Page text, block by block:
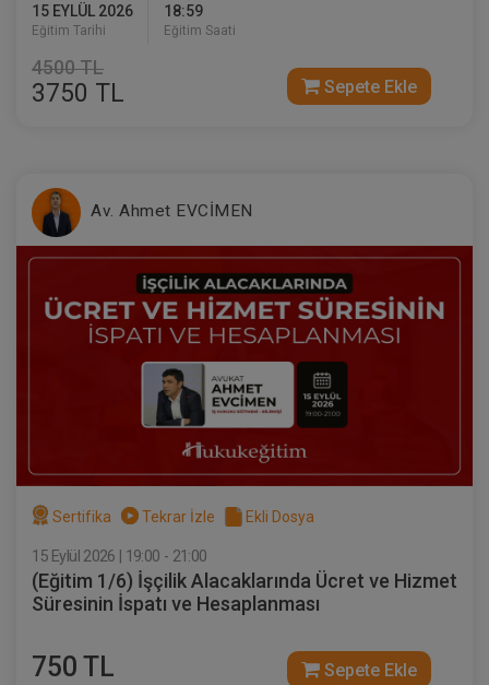
15 EYLÜL 2026
Eğitim Tarihi
18:59
Eğitim Saati
4500 TL
3750 TL Sepete Ekle
Av. Ahmet EVCİMEN
Sertifika Tekrar İzle Ekli Dosya
15 Eylül 2026 | 19:00 - 21:00
(Eğitim 1/6) İşçilik Alacaklarında Ücret ve Hizmet
Süresinin İspatı ve Hesaplanması
750 TL Sepete Ekle